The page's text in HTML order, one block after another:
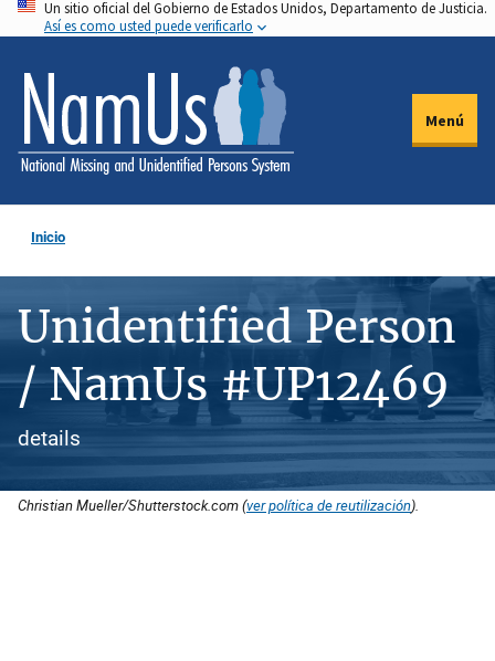
Pasar
al
contenido
principal
Un sitio oficial del Gobierno de Estados Unidos, Departamento de Justicia.
Así es como usted puede verificarlo
Menú
Inicio
Unidentified Person
/ NamUs #UP12469
details
Christian Mueller/Shutterstock.com (ver política de reutilización).